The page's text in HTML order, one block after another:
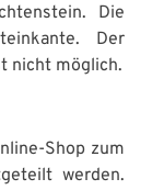
Die
Der
nicht möglich.
Shop zum
werden.